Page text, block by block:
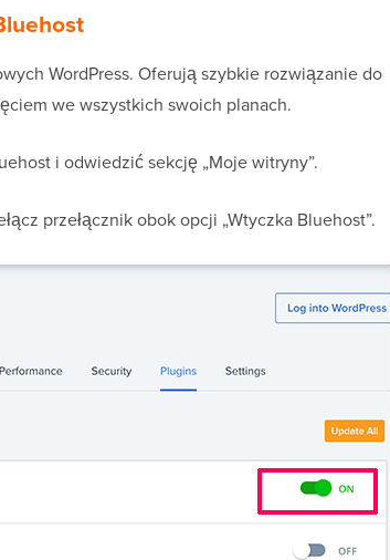
WordPress. Oferują szybkie rozwiązanie do
we wszystkich swoich planach.
i odwiedzić sekcję „Moje witryny”.
przełącznik obok opcji „Wtyczka Bluehost”.